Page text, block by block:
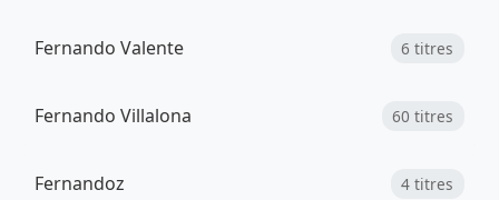
Fernando Valente 6 titres
Fernando Villalona 60 titres
Fernandoz 4 titres